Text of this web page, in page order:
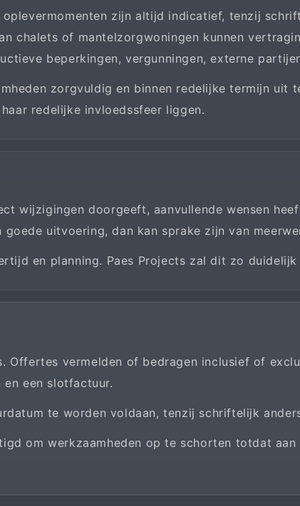
oplevermomenten zijn altijd indicatief, tenzij
chalets of mantelzorgwoningen kunnen
beperkingen, vergunningen, externe
zorgvuldig en binnen redelijke termijn uit
redelijke invloedssfeer liggen.
wijzigingen doorgeeft, aanvullende wensen
uitvoering, dan kan sprake zijn van
en planning. Paes Projects zal dit zo
Offertes vermelden of bedragen inclusief of
een slotfactuur.
te worden voldaan, tenzij schriftelijk
om werkzaamheden op te schorten totdat